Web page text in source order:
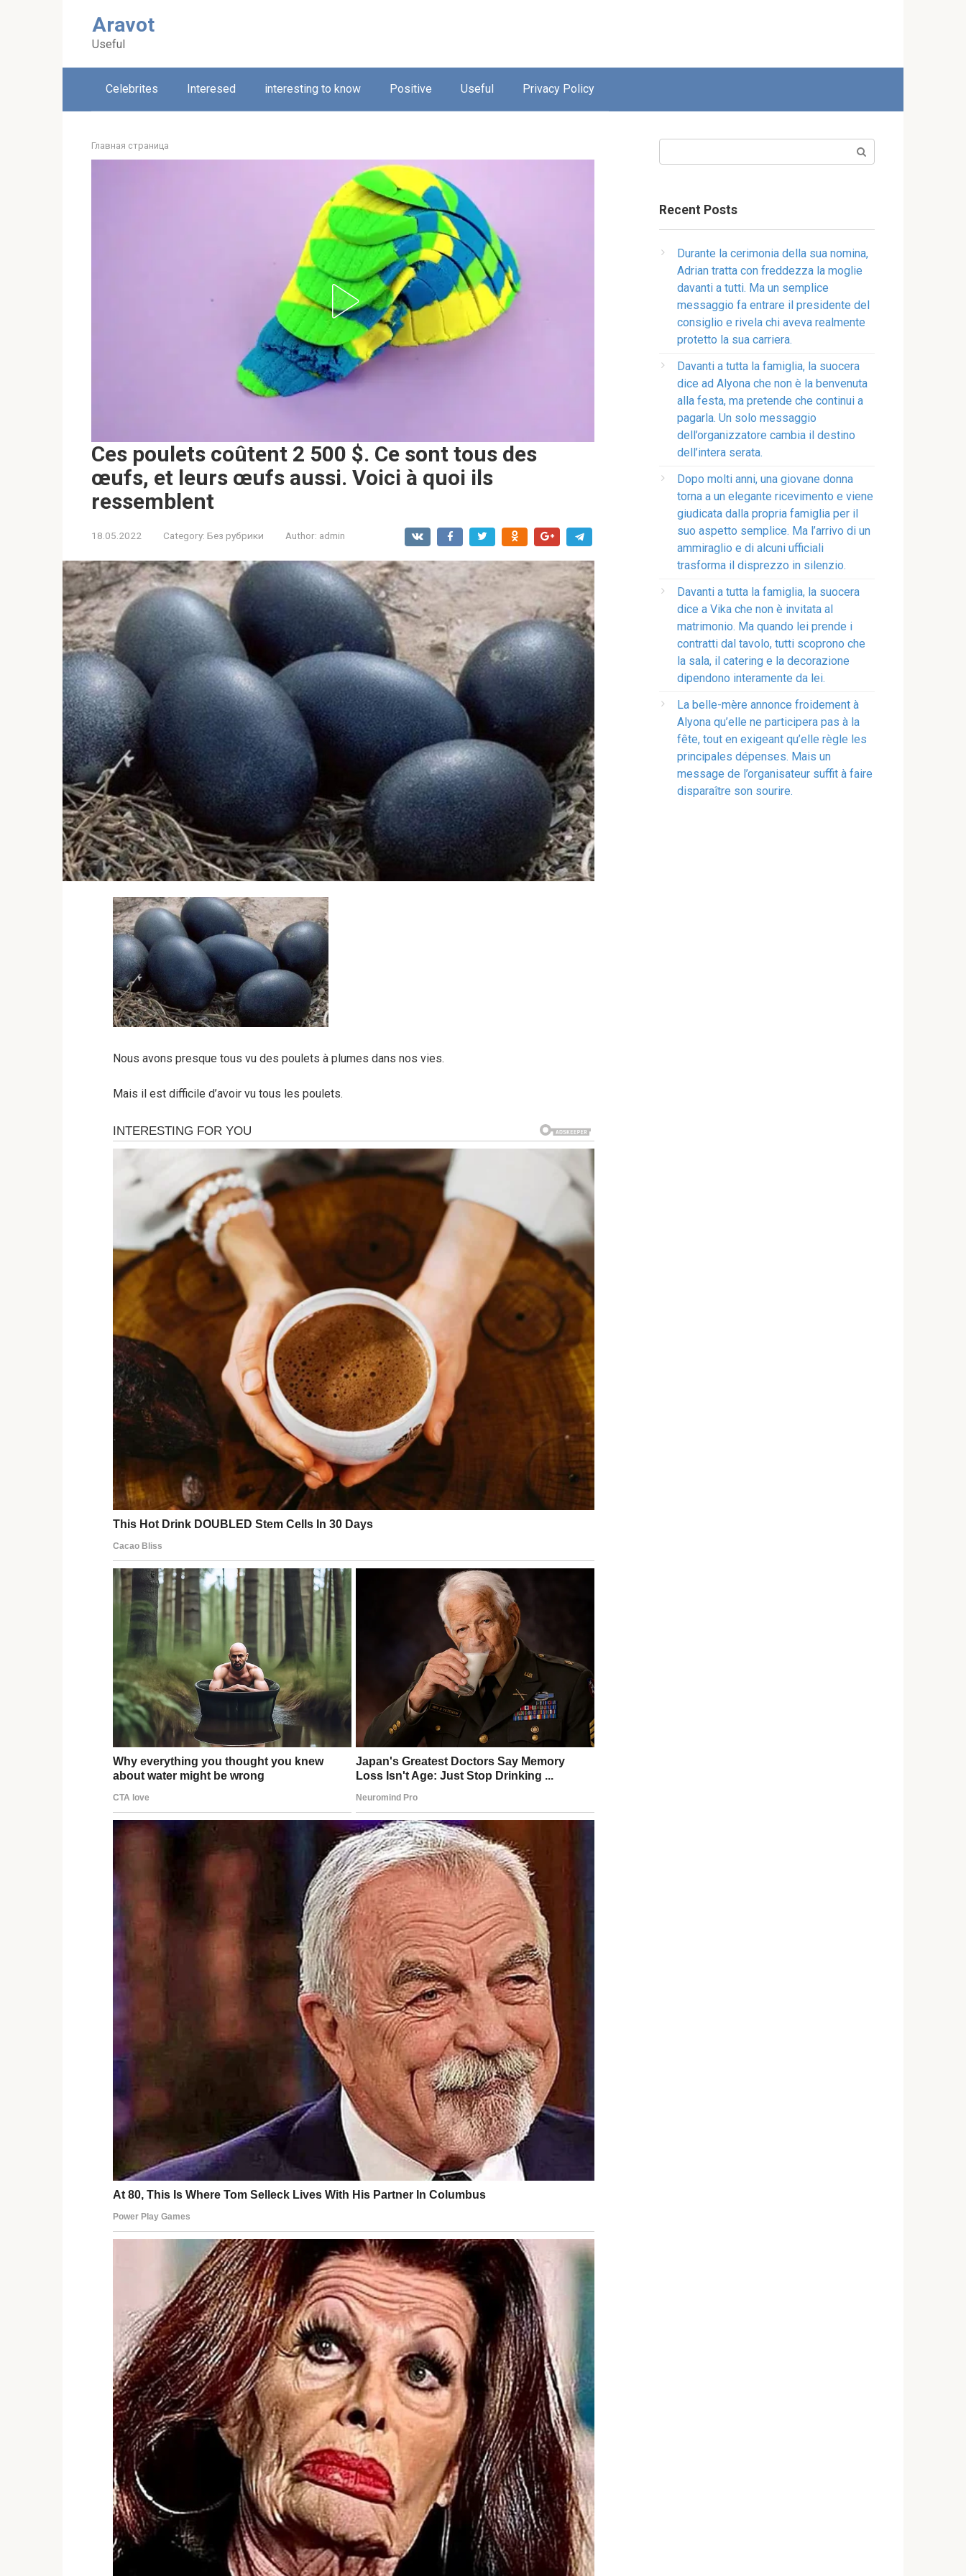
Aravot
Useful
Celebrites Interesed interesting to know Positive Useful Privacy Policy
Главная страница
Ces poulets coûtent 2 500 $. Ce sont tous des
œufs, et leurs œufs aussi. Voici à quoi ils
ressemblent
18.05.2022 Category: Без рубрики Author: admin
Nous avons presque tous vu des poulets à plumes dans nos vies.
Mais il est difficile d’avoir vu tous les poulets.
Recent Posts
Durante la cerimonia della sua nomina,
Adrian tratta con freddezza la moglie
davanti a tutti. Ma un semplice
messaggio fa entrare il presidente del
consiglio e rivela chi aveva realmente
protetto la sua carriera.
Davanti a tutta la famiglia, la suocera
dice ad Alyona che non è la benvenuta
alla festa, ma pretende che continui a
pagarla. Un solo messaggio
dell’organizzatore cambia il destino
dell’intera serata.
Dopo molti anni, una giovane donna
torna a un elegante ricevimento e viene
giudicata dalla propria famiglia per il
suo aspetto semplice. Ma l’arrivo di un
ammiraglio e di alcuni ufficiali
trasforma il disprezzo in silenzio.
Davanti a tutta la famiglia, la suocera
dice a Vika che non è invitata al
matrimonio. Ma quando lei prende i
contratti dal tavolo, tutti scoprono che
la sala, il catering e la decorazione
dipendono interamente da lei.
La belle-mère annonce froidement à
Alyona qu’elle ne participera pas à la
fête, tout en exigeant qu’elle règle les
principales dépenses. Mais un
message de l’organisateur suffit à faire
disparaître son sourire.